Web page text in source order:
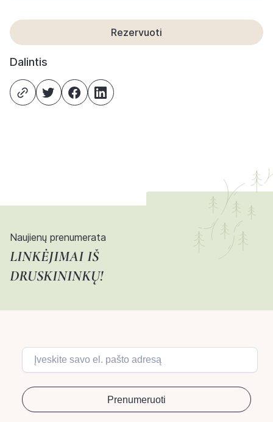
Rezervuoti
Dalintis
Naujienų prenumerata
LINKĖJIMAI IŠ
DRUSKININKŲ!